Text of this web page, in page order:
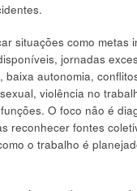
situações como metas
jornadas
baixa autonomia,
violência no
O foco não é
reconhecer fontes
o trabalho é